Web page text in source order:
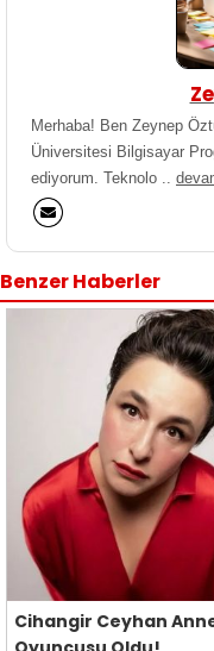
Merhaba! Ben Zeynep
Üniversitesi Bilgisayar
ediyorum. Teknolo ..
Benzer Haberler
Cihangir Ceyhan